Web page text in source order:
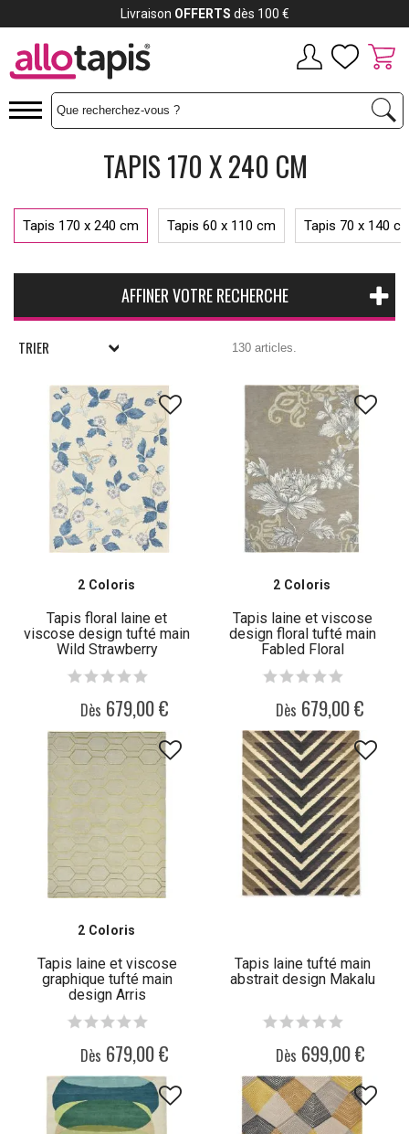
TAPIS 170 X 240 CM
Tapis 170 x 240 cm Tapis 60 x 110 cm Tapis 70 x 140
AFFINER VOTRE RECHERCHE
TRIER 130 articles.
2 Coloris
Tapis floral laine et
viscose design tufté main
Wild Strawberry
Dès 679,00 €
2 Coloris
Tapis laine et viscose
design floral tufté main
Fabled Floral
Dès 679,00 €
2 Coloris
Tapis laine et viscose
graphique tufté main
design Arris
Dès 679,00 €
Tapis laine tufté main
abstrait design Makalu
Dès 699,00 €
Payez jusqu'à12x